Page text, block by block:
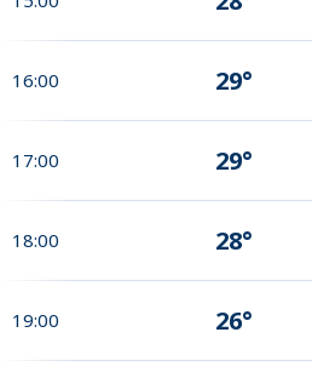
16:00 29°
17:00 29°
18:00 28°
19:00 26°